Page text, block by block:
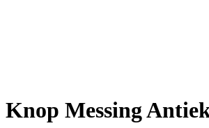
Knop Messing